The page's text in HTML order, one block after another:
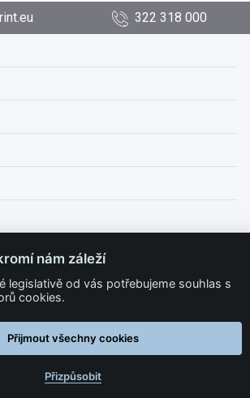
322 318 000
nám záleží
legislativě od vás potřebujeme souhlas s
cookies.
Přijmout všechny cookies
Přizpůsobit